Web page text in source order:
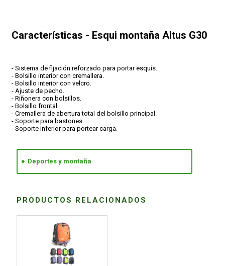
Características - Esqui montaña Altus G30
- Sistema de fijación reforzado para portar esquís.
- Bolsillo interior con cremallera.
- Bolsillo interior con velcro.
- Ajuste de pecho.
- Riñonera con bolsillos.
- Bolsillo frontal.
- Cremallera de abertura total del bolsillo principal.
- Soporte para bastones.
- Soporte inferior para portear carga.
Deportes y montaña
PRODUCTOS RELACIONADOS